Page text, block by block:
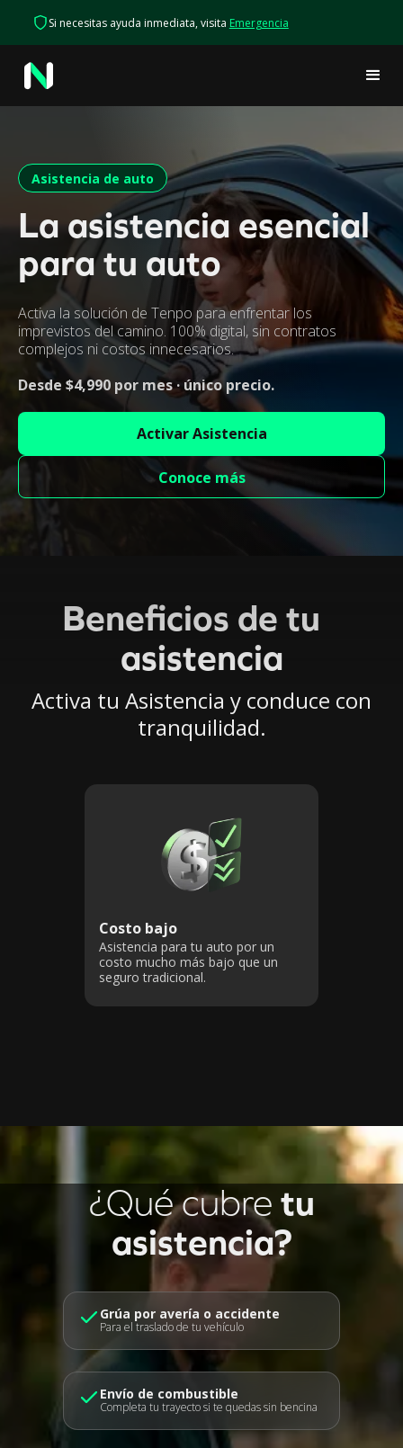
Si necesitas ayuda inmediata, visita Emergencia
Asistencia de auto
La asistencia esencial
para tu auto
Activa la solución de Tenpo para enfrentar los
imprevistos del camino. 100% digital, sin contratos
complejos ni costos innecesarios.
Desde $4,990 por mes · único precio.
Activar Asistencia
Conoce más
Beneficios de tu
asistencia
Activa tu Asistencia y conduce con
tranquilidad.
Costo bajo
Asistencia para tu auto por un
costo mucho más bajo que un
seguro tradicional.
¿Qué cubre tu
asistencia?
Grúa por avería o accidente
Para el traslado de tu vehículo
Envío de combustible
Completa tu trayecto si te quedas sin bencina